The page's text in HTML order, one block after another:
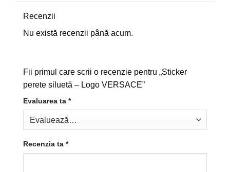
Recenzii
Nu există recenzii până acum.
Fii primul care scrii o recenzie pentru „Sticker
perete siluetă – Logo VERSACE”
Evaluarea ta *
Recenzia ta *